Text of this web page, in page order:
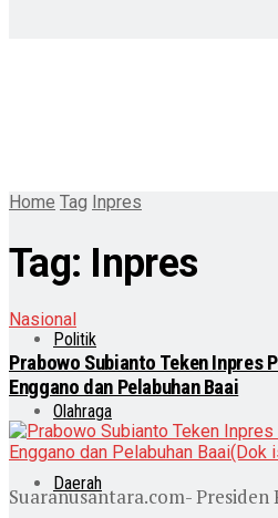
Politik
Olahraga
Daerah
Home Tag Inpres
Tag: Inpres
Nasional
Prabowo Subianto Teken Inpres
Enggano dan Pelabuhan Baai
Suaranusantara.com- Presiden